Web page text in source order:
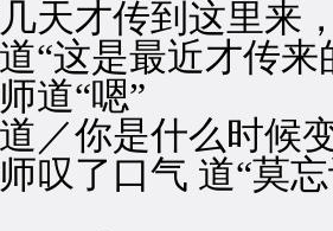
天才传到这里来
这是最近才传来
“嗯”
你是什么时候变
了口气 道“莫忘